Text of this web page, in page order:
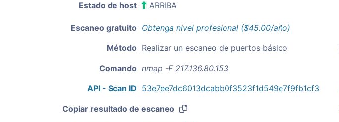
Estado de host ARRIBA
Escaneo gratuito Obtenga nivel profesional ($45.00/año)
Método Realizar un escaneo de puertos básico
Comando nmap -F 217.136.80.153
API - Scan ID 53e7ee7dc6013dcabb0f3523f1d549e7f9fb1cf3
Copiar resultado de escaneo